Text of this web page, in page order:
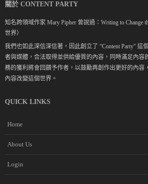
關於 CONTENT PARTY
知名跨領域作家 Mary Pipher 曾說過：Writing to Change
世界）
我們也如此深信深信著，因此創立了 “Content Party" 這
者與媒體，合法取得並供給優質的內容，同時滿足內容
務的獲利將會回饋予作者，以鼓勵再創作出更好的內容
內容改變這個世界。
QUICK LINKS
Home
About Us
Login